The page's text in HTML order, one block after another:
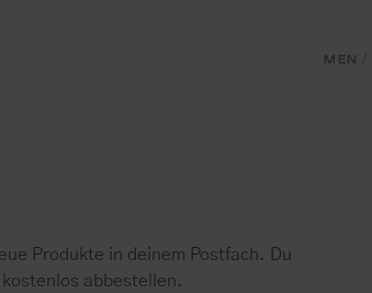
MEN
Produkte in deinem Postfach. Du
abbestellen.